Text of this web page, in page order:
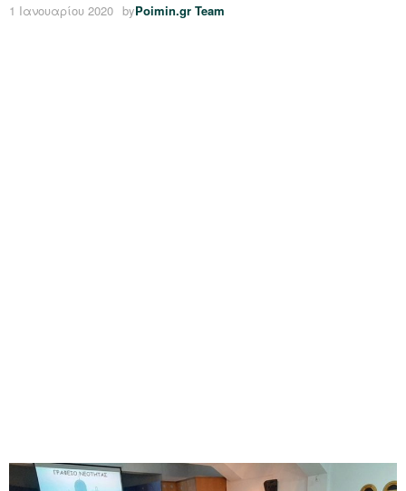
1 Ιανουαρίου 2020 byPoimin.gr Team